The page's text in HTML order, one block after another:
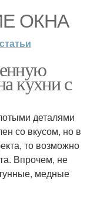
ОКНА
статьи
кухни с
деталями
со вкусом, но в
то возможно
Впрочем, не
медные